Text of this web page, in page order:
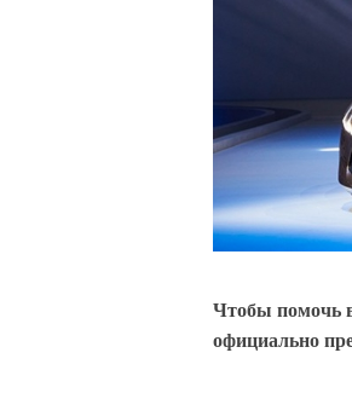
Чтобы помочь
официально